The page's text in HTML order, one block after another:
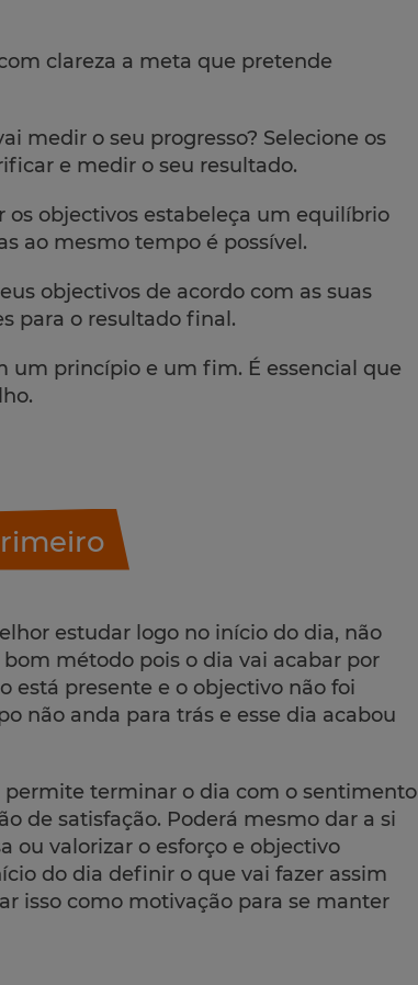
clareza a meta que pretende
medir o seu progresso? Selecione os
e medir o seu resultado.
objectivos estabeleça um equilíbrio
ao mesmo tempo é possível.
objectivos de acordo com as suas
para o resultado final.
um princípio e um fim. É essencial que
estudar logo no início do dia, não
método pois o dia vai acabar por
está presente e o objectivo não foi
não anda para trás e esse dia acabou
terminar o dia com o sentimento
de satisfação. Poderá mesmo dar a si
ou valorizar o esforço e objectivo
do dia definir o que vai fazer assim
isso como motivação para se manter